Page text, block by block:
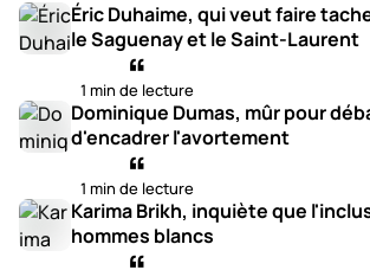
Éric Duhaime, qui veut faire
le Saguenay et le Saint-Laurent
1 min de lecture
Dominique Dumas, mûr pour
d'encadrer l'avortement
1 min de lecture
Karima Brikh, inquiète que
hommes blancs